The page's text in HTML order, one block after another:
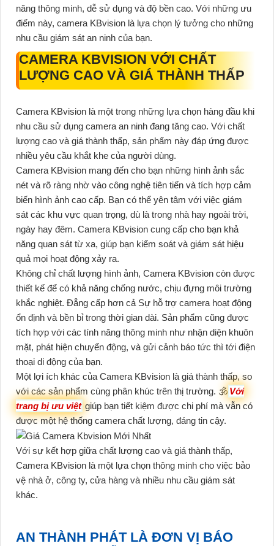
năng thông minh, dễ sử dụng và độ bền cao. Với những ưu
điểm này, camera KBvision là lựa chọn lý tưởng cho những
nhu cầu giám sát an ninh của bạn.
CAMERA KBVISION VỚI CHẤT
LƯỢNG CAO VÀ GIÁ THÀNH THẤP
Camera KBvision là một trong những lựa chọn hàng đầu khi
nhu cầu sử dụng camera an ninh đang tăng cao. Với chất
lượng cao và giá thành thấp, sản phẩm này đáp ứng được
nhiều yêu cầu khắt khe của người dùng.
Camera KBvision mang đến cho bạn những hình ảnh sắc
nét và rõ ràng nhờ vào công nghệ tiên tiến và tích hợp cảm
biến hình ảnh cao cấp. Bạn có thể yên tâm với việc giám
sát các khu vực quan trọng, dù là trong nhà hay ngoài trời,
ngày hay đêm. Camera KBvision cung cấp cho bạn khả
năng quan sát từ xa, giúp bạn kiểm soát và giám sát hiệu
quả mọi hoạt động xảy ra.
Không chỉ chất lượng hình ảnh, Camera KBvision còn được
thiết kế để có khả năng chống nước, chịu đựng môi trường
khắc nghiệt. Đẳng cấp hơn cả Sự hỗ trợ camera hoạt động
ổn định và bền bỉ trong thời gian dài. Sản phẩm cũng được
tích hợp với các tính năng thông minh như nhận diện khuôn
mặt, phát hiện chuyển động, và gửi cảnh báo tức thì tới điện
thoại di động của bạn.
Một lợi ích khác của Camera KBvision là giá thành thấp, so
với các sản phẩm cùng phân khúc trên thị trường. 🕉️ Với
trang bị ưu việt giúp bạn tiết kiệm được chi phí mà vẫn có
được một hệ thống camera chất lượng, đáng tin cậy.
Với sự kết hợp giữa chất lượng cao và giá thành thấp,
Camera KBvision là một lựa chọn thông minh cho việc bảo
vệ nhà ở, công ty, cửa hàng và nhiều nhu cầu giám sát
khác.
AN THÀNH PHÁT LÀ ĐƠN VỊ BÁO